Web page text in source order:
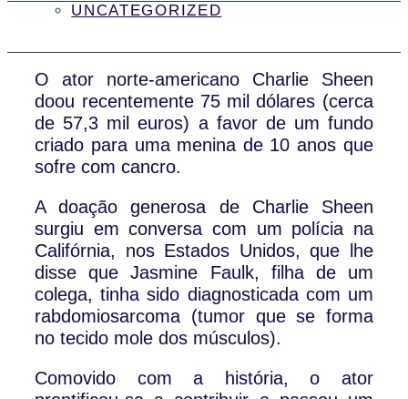
UNCATEGORIZED
O ator norte-americano Charlie Sheen
doou recentemente 75 mil dólares (cerca
de 57,3 mil euros) a favor de um fundo
criado para uma menina de 10 anos que
sofre com cancro.
A doação generosa de Charlie Sheen
surgiu em conversa com um polícia na
Califórnia, nos Estados Unidos, que lhe
disse que Jasmine Faulk, filha de um
colega, tinha sido diagnosticada com um
rabdomiosarcoma (tumor que se forma
no tecido mole dos músculos).
Comovido com a história, o ator